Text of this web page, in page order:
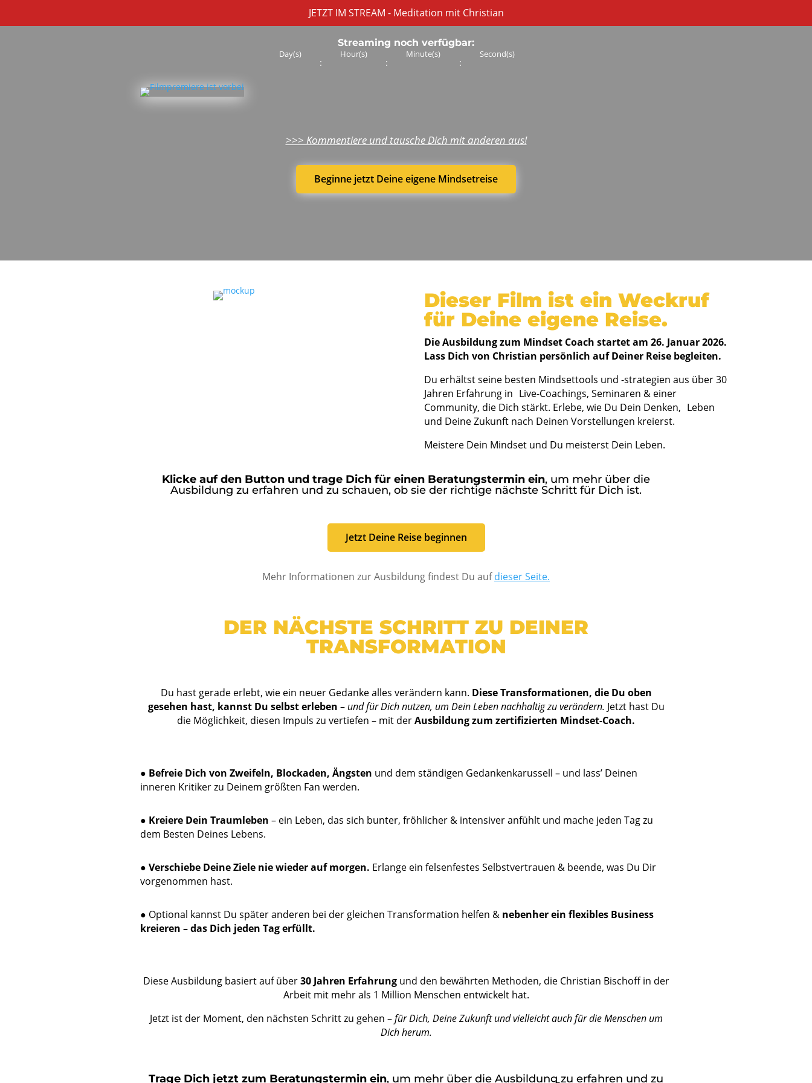
JETZT IM STREAM - Meditation mit Christian
Streaming noch verfügbar:
Day(s)
:
Hour(s)
:
Minute(s)
:
Second(s)
>>> Kommentiere und tausche Dich mit anderen aus!
Beginne jetzt Deine eigene Mindsetreise
Dieser Film ist ein Weckruf
für Deine eigene Reise.
Die Ausbildung zum Mindset Coach startet am 26. Januar 2026.
Lass Dich von Christian persönlich auf Deiner Reise begleiten.
Du erhältst seine besten Mindsettools und -strategien aus über 30
Jahren Erfahrung in Live-Coachings, Seminaren & einer
Community, die Dich stärkt. Erlebe, wie Du Dein Denken, Leben
und Deine Zukunft nach Deinen Vorstellungen kreierst.
Meistere Dein Mindset und Du meisterst Dein Leben.
Klicke auf den Button und trage Dich für einen Beratungstermin ein, um mehr über die
Ausbildung zu erfahren und zu schauen, ob sie der richtige nächste Schritt für Dich ist.
Jetzt Deine Reise beginnen
Mehr Informationen zur Ausbildung findest Du aufdieser Seite.
DER NÄCHSTE SCHRITT ZU DEINER
TRANSFORMATION
Du hast gerade erlebt, wie ein neuer Gedanke alles verändern kann. Diese Transformationen, die Du oben
gesehen hast, kannst Du selbst erleben – und für Dich nutzen, um Dein Leben nachhaltig zu verändern. Jetzt hast Du
die Möglichkeit, diesen Impuls zu vertiefen – mit derAusbildung zum zertifizierten Mindset-Coach.
● Befreie Dich von Zweifeln, Blockaden, Ängsten und dem ständigen Gedankenkarussell – und lass’ Deinen
inneren Kritiker zu Deinem größten Fan werden.
● Kreiere Dein Traumleben – ein Leben, das sich bunter, fröhlicher & intensiver anfühlt und mache jeden Tag zu
dem Besten Deines Lebens.
● Verschiebe Deine Ziele nie wieder auf morgen. Erlange ein felsenfestes Selbstvertrauen & beende, was Du Dir
vorgenommen hast.
● Optional kannst Du später anderen bei der gleichen Transformation helfen & nebenher ein flexibles Business
kreieren – das Dich jeden Tag erfüllt.
Diese Ausbildung basiert auf über30 Jahren Erfahrungund den bewährten Methoden, die Christian Bischoff in der
Arbeit mit mehr als 1 Million Menschen entwickelt hat.
Jetzt ist der Moment, den nächsten Schritt zu gehen –für Dich, Deine Zukunft und vielleicht auch für die Menschen um
Dich herum.
Trage Dich jetzt zum Beratungstermin ein, um mehr über die Ausbildung zu erfahren und zu